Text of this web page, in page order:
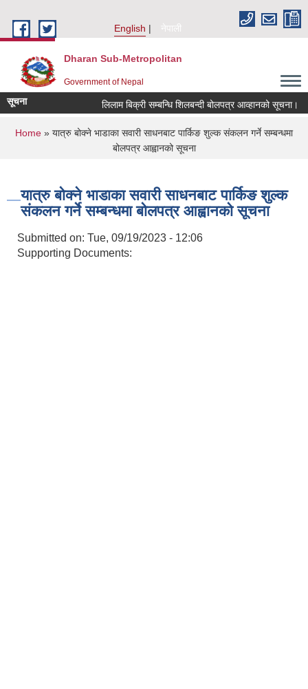
English
नेपाली
Dharan Sub-Metropolitan
Government of Nepal
सूचना लिलाम बिक्री सम्बन्धि शिलबन्दी बोलपत्र आव्हानको सूचना।
You are here
Home » यात्रु बोक्ने भाडाका सवारी साधनबाट पार्किङ शुल्क संकलन गर्ने सम्बन्धमा
बोलपत्र आह्वानको सूचना
यात्रु बोक्ने भाडाका सवारी साधनबाट पार्किङ शुल्क
संकलन गर्ने सम्बन्धमा बोलपत्र आह्वानको सूचना
Submitted on: Tue, 09/19/2023 - 12:06
Supporting Documents: